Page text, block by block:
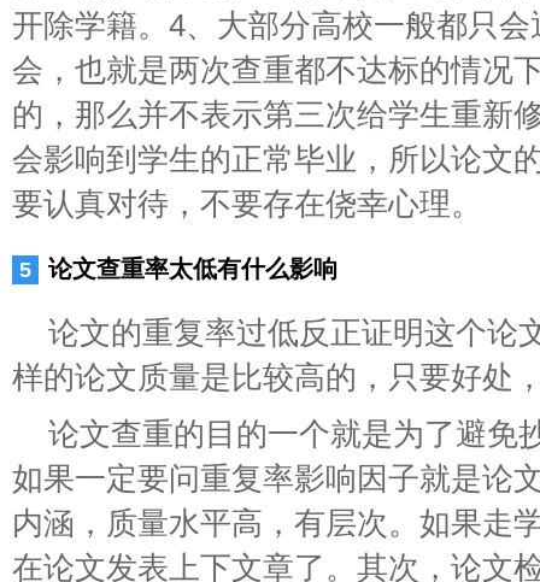
开除学籍。4、大部分高校一般都只
会，也就是两次查重都不达标的情况
的，那么并不表示第三次给学生重新
会影响到学生的正常毕业，所以论文
要认真对待，不要存在侥幸心理。
论文查重率太低有什么影响
论文的重复率过低反正证明这个论
样的论文质量是比较高的，只要好处
论文查重的目的一个就是为了避免
如果一定要问重复率影响因子就是论
内涵，质量水平高，有层次。如果走
在论文发表上下文章了。其次，论文